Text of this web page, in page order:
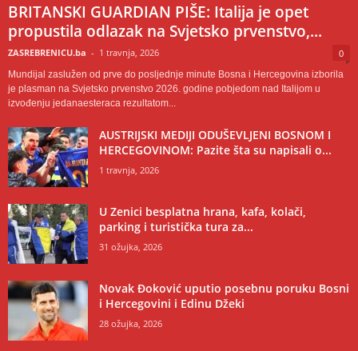
BRITANSKI GUARDIAN PIŠE: Italija je opet
propustila odlazak na Svjetsko prvenstvo,...
ZASREBRENICU.ba - 1 travnja, 2026 0
Mundijal zaslužen od prve do posljednje minute Bosna i Hercegovina izborila
je plasman na Svjetsko prvenstvo 2026. godine pobjedom nad Italijom u
izvođenju jedanaesteraca rezultatom...
AUSTRIJSKI MEDIJI ODUŠEVLJENI BOSNOM I
HERCEGOVINOM: Pazite šta su napisali o...
1 travnja, 2026
U Zenici besplatna hrana, kafa, kolači,
parking i turistička tura za...
31 ožujka, 2026
Novak Đoković uputio posebnu poruku Bosni
i Hercegovini i Edinu Džeki
28 ožujka, 2026